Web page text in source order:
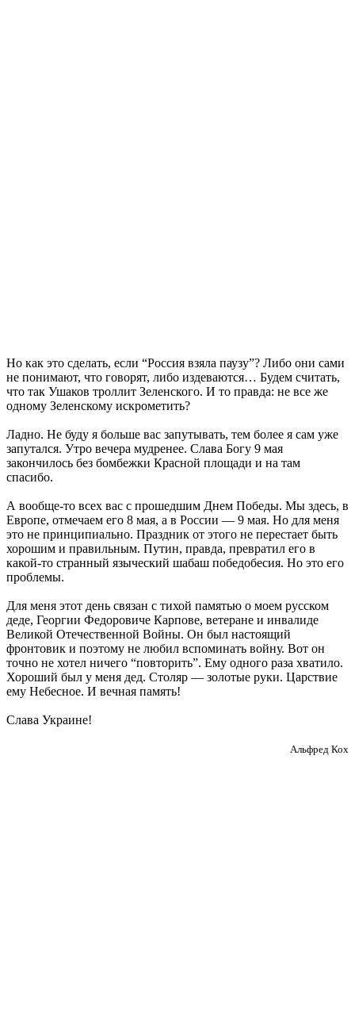
Но как это сделать, если “Россия взяла паузу”? Либо они сами
не понимают, что говорят, либо издеваются… Будем считать,
что так Ушаков троллит Зеленского. И то правда: не все же
одному Зеленскому искрометить?
Ладно. Не буду я больше вас запутывать, тем более я сам уже
запутался. Утро вечера мудренее. Слава Богу 9 мая
закончилось без бомбежки Красной площади и на там
спасибо.
А вообще-то всех вас с прошедшим Днем Победы. Мы здесь, в
Европе, отмечаем его 8 мая, а в России — 9 мая. Но для меня
это не принципиально. Праздник от этого не перестает быть
хорошим и правильным. Путин, правда, превратил его в
какой-то странный языческий шабаш победобесия. Но это его
проблемы.
Для меня этот день связан с тихой памятью о моем русском
деде, Георгии Федоровиче Карпове, ветеране и инвалиде
Великой Отечественной Войны. Он был настоящий
фронтовик и поэтому не любил вспоминать войну. Вот он
точно не хотел ничего “повторить”. Ему одного раза хватило.
Хороший был у меня дед. Столяр — золотые руки. Царствие
ему Небесное. И вечная память!
Слава Украине!
Альфред Кох